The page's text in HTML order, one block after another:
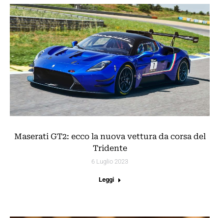
Maserati GT2: ecco la nuova vettura da corsa del
Tridente
6 Luglio 2023
Leggi